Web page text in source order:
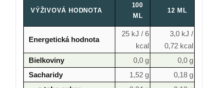
VÝŽIVOVÁ HODNOTA
100
ML
12 ML
Energetická hodnota
25 kJ / 6
kcal
3,0 kJ /
0,72 kcal
Bielkoviny
0,0 g
0,0 g
Sacharidy
1,52 g
0,18 g